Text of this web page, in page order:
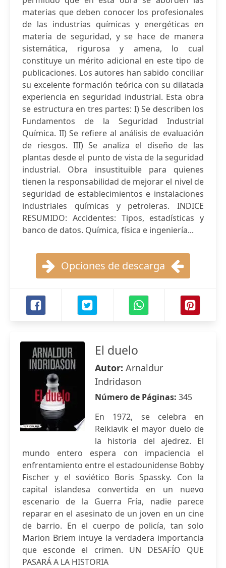
materias que deben conocer los profesionales
de las industrias químicas y energéticas en
materia de seguridad, y se hace de manera
sistemática, rigurosa y amena, lo cual
constituye un mérito adicional en este tipo de
publicaciones. Los autores han sabido conciliar
su excelente formación teórica con su dilatada
experiencia en seguridad industrial. Esta obra
se estructura en tres partes: I) Se describen los
Fundamentos de la Seguridad Industrial
Química. II) Se refiere al análisis de evaluación
de riesgos. III) Se analiza el diseño de las
plantas desde el punto de vista de la seguridad
industrial. Obra insustituible para quienes
tienen la responsabilidad de mejorar el nivel de
seguridad de establecimientos e instalaciones
industriales químicas y petroleras. INDICE
RESUMIDO: Accidentes: Tipos, estadísticas y
banco de datos. Química, física e ingeniería...
Opciones de descarga
El duelo
Autor: Arnaldur
Indridason
Número de Páginas: 345
En 1972, se celebra en
Reikiavik el mayor duelo de
la historia del ajedrez. El
mundo entero espera con impaciencia el
enfrentamiento entre el estadounidense Bobby
Fischer y el soviético Boris Spassky. Con la
capital islandesa convertida en un nuevo
escenario de la Guerra Fría, nadie parece
reparar en el asesinato de un joven en un cine
de barrio. En el cuerpo de policía, tan solo
Marion Briem intuye la verdadera importancia
que esconde el crimen. UN DESAFÍO QUE
PASARÁ A LA HISTORIA